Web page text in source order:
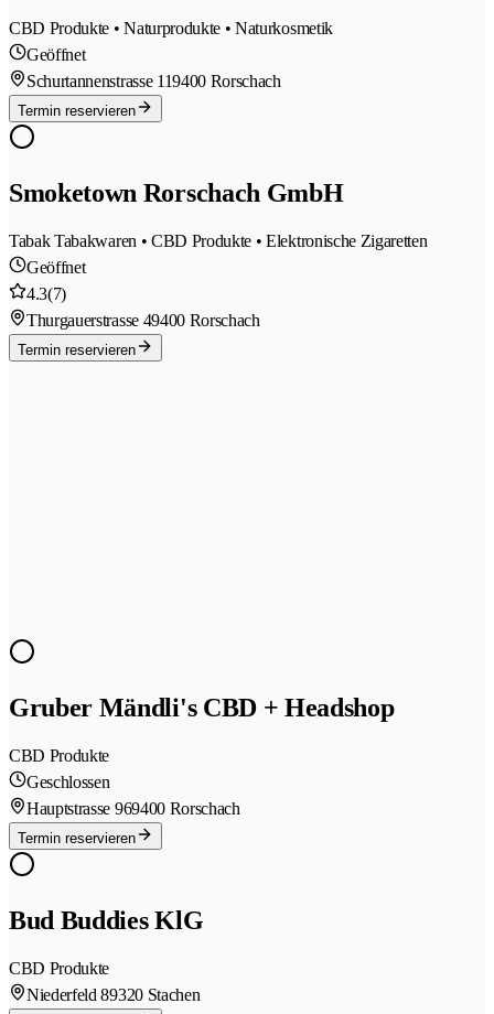
CBD Produkte • Naturprodukte • Naturkosmetik
Geöffnet
Schurtannenstrasse 119400 Rorschach
Termin reservieren
Smoketown Rorschach GmbH
Tabak Tabakwaren • CBD Produkte • Elektronische Zigaretten
Geöffnet
4.3(7)
Thurgauerstrasse 49400 Rorschach
Termin reservieren
Gruber Mändli's CBD + Headshop
CBD Produkte
Geschlossen
Hauptstrasse 969400 Rorschach
Termin reservieren
Bud Buddies KlG
CBD Produkte
Niederfeld 89320 Stachen